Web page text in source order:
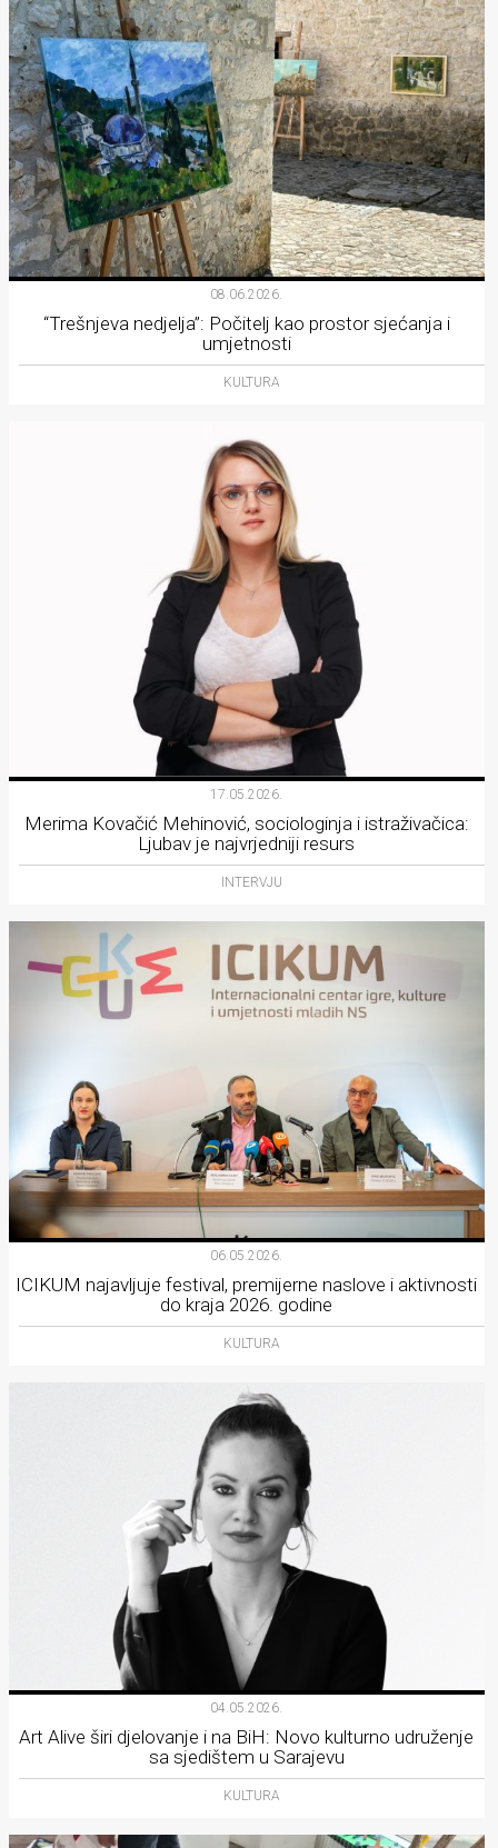
08.06.2026.
“Trešnjeva nedjelja”: Počitelj kao prostor sjećanja i
umjetnosti
KULTURA
17.05.2026.
Merima Kovačić Mehinović, sociologinja i istraživačica:
Ljubav je najvrjedniji resurs
INTERVJU
06.05.2026.
ICIKUM najavljuje festival, premijerne naslove i aktivnosti
do kraja 2026. godine
KULTURA
04.05.2026.
Art Alive širi djelovanje i na BiH: Novo kulturno udruženje
sa sjedištem u Sarajevu
KULTURA